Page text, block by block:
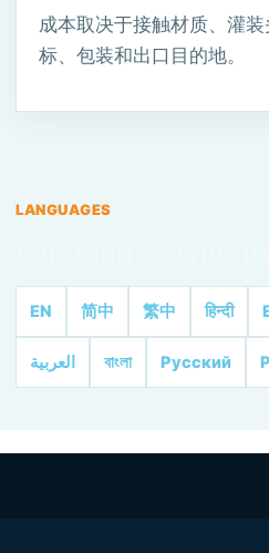
成本取决于接触材质、灌
标、包装和出口目的地。
LANGUAGES
EN 简中 繁中 हिन्दी
العربية বাংলা Русский